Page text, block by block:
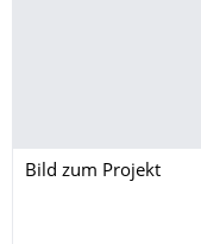
Bild zum Projekt